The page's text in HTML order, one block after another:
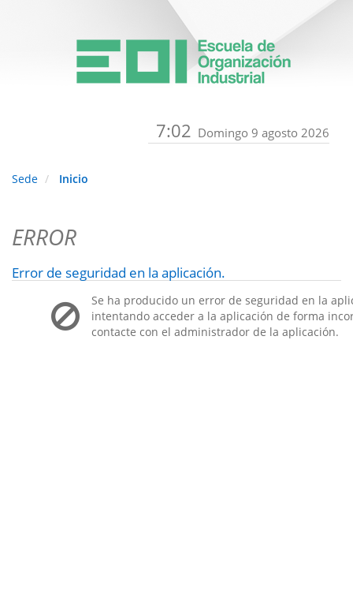
7:02 Domingo 9 agosto 2026
Sede Inicio
ERROR
Error de seguridad en la aplicación.
Se ha producido un error de seguridad en la
intentando acceder a la aplicación de forma
contacte con el administrador de la aplicación.